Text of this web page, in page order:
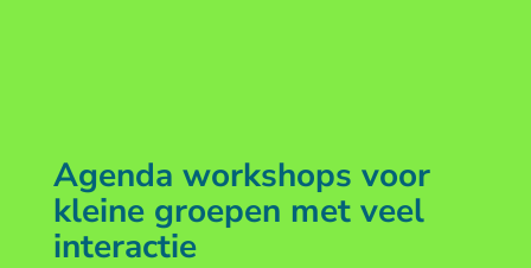
Agenda workshops voor
kleine groepen met veel
interactie